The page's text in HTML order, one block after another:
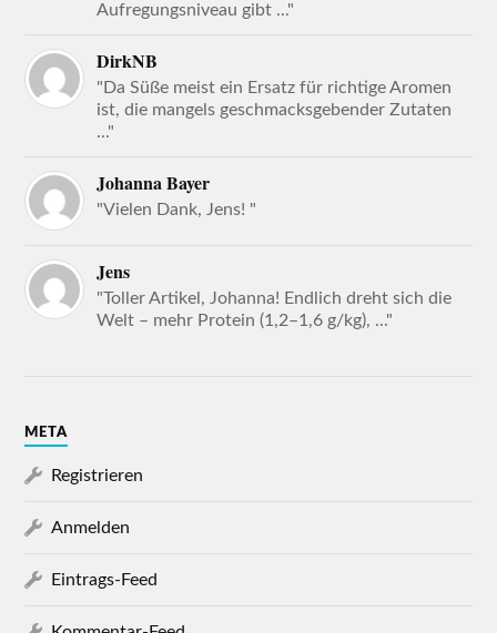
Aufregungsniveau gibt ..."
DirkNB
"Da Süße meist ein Ersatz für richtige Aromen
ist, die mangels geschmacksgebender Zutaten
..."
Johanna Bayer
"Vielen Dank, Jens! "
Jens
"Toller Artikel, Johanna! Endlich dreht sich die
Welt – mehr Protein (1,2–1,6 g/kg), ..."
META
Registrieren
Anmelden
Eintrags-Feed